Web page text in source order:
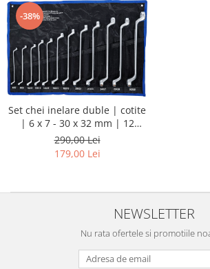
-38%
Set chei inelare duble | cotite
| 6 x 7 - 30 x 32 mm | 12
piese
290,00 Lei
179,00 Lei
NEWSLETTER
Nu rata ofertele si promotiile